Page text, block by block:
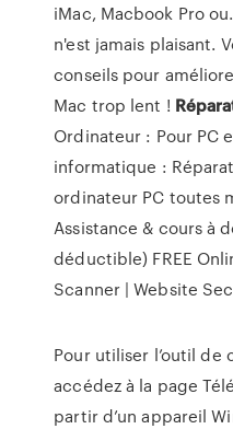
iMac, Macbook Pro
n'est jamais plaisant.
conseils pour
Mac trop lent !
Ordinateur : Pour PC
informatique :
ordinateur PC toutes
Assistance & cours à
déductible) FREE
Scanner | Website
Pour utiliser l’outil
accédez à la page
partir d’un appareil